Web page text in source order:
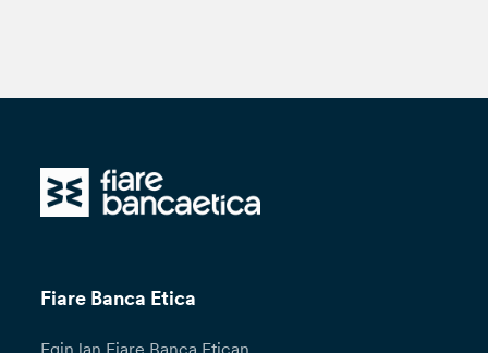
Fiare Banca Etica